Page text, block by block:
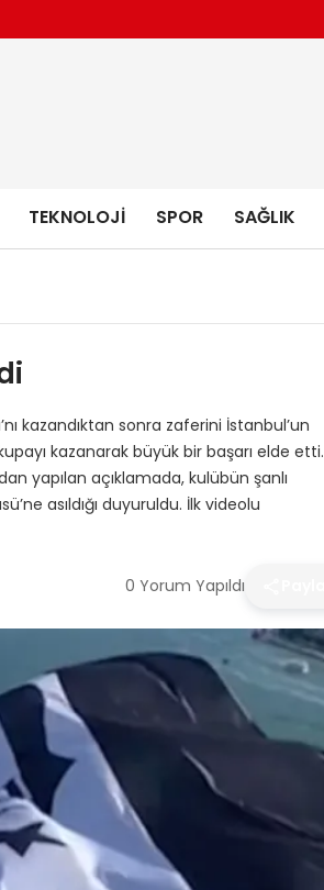
TEKNOLOJI SPOR SAĞLIK
kazandıktan sonra zaferini İstanbul’un
kazanarak büyük bir başarı elde etti.
yapılan açıklamada, kulübün şanlı
asıldığı duyuruldu. İlk videolu
0 Yorum Yapıldı